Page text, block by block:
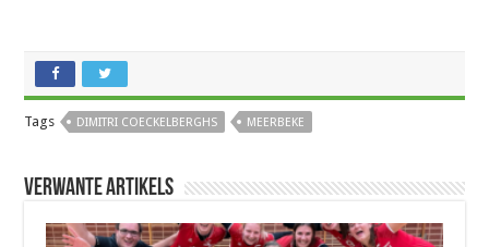
Tags DIMITRI COECKELBERGHS MEERBEKE
Verwante artikels